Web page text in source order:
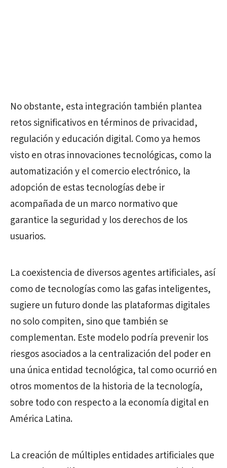
No obstante, esta integración también plantea
retos significativos en términos de privacidad,
regulación y educación digital. Como ya hemos
visto en otras innovaciones tecnológicas, como la
automatización y el comercio electrónico, la
adopción de estas tecnologías debe ir
acompañada de un marco normativo que
garantice la seguridad y los derechos de los
usuarios.
La coexistencia de diversos agentes artificiales, así
como de tecnologías como las gafas inteligentes,
sugiere un futuro donde las plataformas digitales
no solo compiten, sino que también se
complementan. Este modelo podría prevenir los
riesgos asociados a la centralización del poder en
una única entidad tecnológica, tal como ocurrió en
otros momentos de la historia de la tecnología,
sobre todo con respecto a la economía digital en
América Latina.
La creación de múltiples entidades artificiales que